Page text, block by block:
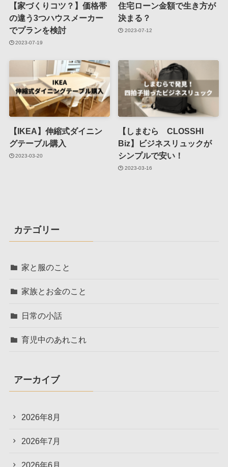
【家づくりコツ？】価格帯
の違う3つハウスメーカー
でプランを検討
2023-07-19
住宅ローン金額で生き方が
決まる？
2023-07-12
【IKEA】伸縮式ダイニン
グテーブル購入
2023-03-20
【しまむら CLOSSHI
Biz】ビジネスリュックが
シンプルで安い！
2023-03-16
カテゴリー
家と服のこと
家族とお金のこと
日常の小話
育児中のあれこれ
アーカイブ
2026年8月
2026年7月